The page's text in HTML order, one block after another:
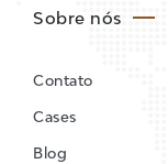
Sobre nós
Contato
Cases
Blog